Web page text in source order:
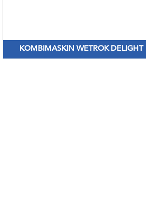
KOMBIMASKIN WETROK DELIGHT
Fåtal kvar till lagerpriser!